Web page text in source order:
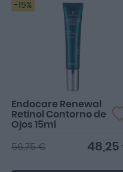
-15%
Endocare Renewal
Retinol Contorno de
Ojos 15ml
48,25
56,75 €